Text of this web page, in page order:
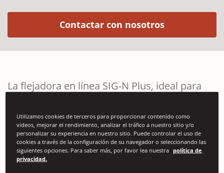
Contactar con nosotros(Opens in a
La flejadora en línea SIG-N Plus, ideal para
Gaylord, ofrece una gran velocidad de flejado
y una flexibilidad sin igual para la industria
del cartón ondulado.
Utilizamos cookies de terceros para proporcionar contenido como
videos, mejorar el rendimiento, analizar el tráfico a nuestro sitio y/o
personalizar su experiencia en nuestro sitio. Puede controlar el uso de
cookies a través de la configuración de su navegador o seleccionando las
siguientes opciones. Para saber más, por favor lea nuestra política de
privacidad.